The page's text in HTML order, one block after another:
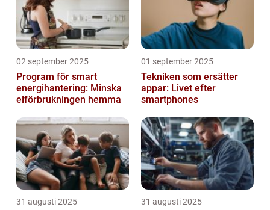
02 september 2025
Program för smart
energihantering: Minska
elförbrukningen hemma
01 september 2025
Tekniken som ersätter
appar: Livet efter
smartphones
31 augusti 2025 31 augusti 2025